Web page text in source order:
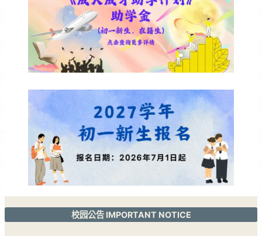
校园公告 IMPORTANT NOTICE